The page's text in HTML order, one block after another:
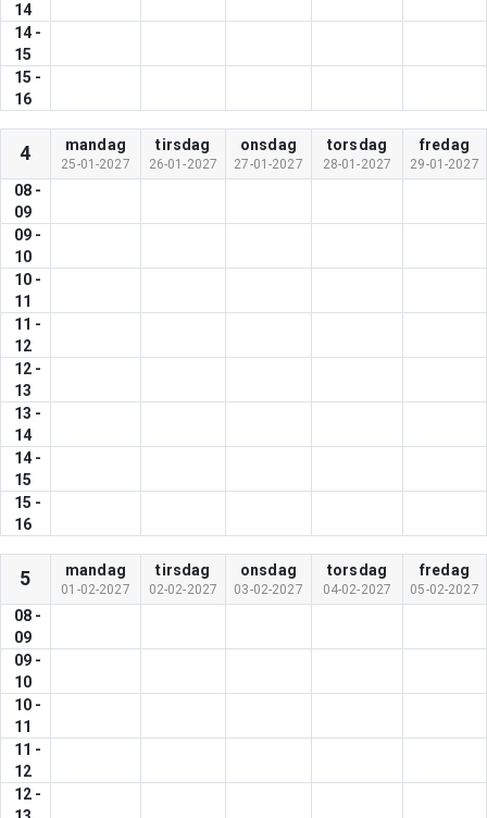
14
14 -
15
15 -
16
4 mandag
25-01-2027
tirsdag
26-01-2027
onsdag
27-01-2027
torsdag
28-01-2027
fredag
29-01-2027
08 -
09
09 -
10
10 -
11
11 -
12
12 -
13
13 -
14
14 -
15
15 -
16
5 mandag
01-02-2027
tirsdag
02-02-2027
onsdag
03-02-2027
torsdag
04-02-2027
fredag
05-02-2027
08 -
09
09 -
10
10 -
11
11 -
12
12 -